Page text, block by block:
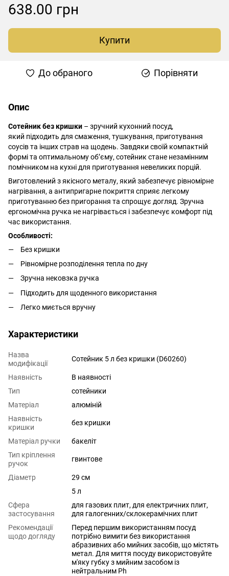
638.00 грн
Купити
До обраного Порівняти
Опис
Сотейник без кришки – зручний кухонний посуд,
який підходить для смаження, тушкування, приготування
соусів та інших страв на щодень. Завдяки своїй компактній
формі та оптимальному об’єму, сотейник стане незамінним
помічником на кухні для приготування невеликих порцій.
Виготовлений з якісного металу, який забезпечує рівномірне
нагрівання, а антипригарне покриття сприяє легкому
приготуванню без пригорання та спрощує догляд. Зручна
ергономічна ручка не нагрівається і забезпечує комфорт під
час використання.
Особливості:
Без кришки
Рівномірне розподілення тепла по дну
Зручна нековзка ручка
Підходить для щоденного використання
Легко миється вручну
Характеристики
Назва
модифікації
Сотейник 5 л без кришки (D60260)
Наявність
В наявності
Тип
сотейники
Матеріал
алюміній
Наявність
кришки
без кришки
Матеріал ручки
бакеліт
Тип кріплення
ручок
гвинтове
Діаметр
29 см
5 л
Сфера
застосування
для газових плит, для електричних плит,
для галогенних/склокерамічних плит
Рекомендації
щодо догляду
Перед першим використанням посуд
потрібно вимити без використання
абразивних або мийних засобів, що містять
метал. Для миття посуду використовуйте
м'яку губку з мийним засобом із
нейтральним Ph